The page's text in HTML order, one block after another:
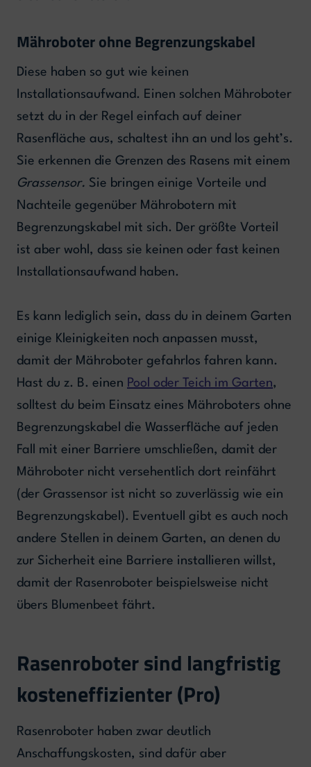
Mähroboter ohne Begrenzungskabel
Diese haben so gut wie keinen
Installationsaufwand. Einen solchen Mähroboter
setzt du in der Regel einfach auf deiner
Rasenfläche aus, schaltest ihn an und los geht’s.
Sie erkennen die Grenzen des Rasens mit einem
Grassensor. Sie bringen einige Vorteile und
Nachteile gegenüber Mährobotern mit
Begrenzungskabel mit sich. Der größte Vorteil
ist aber wohl, dass sie keinen oder fast keinen
Installationsaufwand haben.
Es kann lediglich sein, dass du in deinem Garten
einige Kleinigkeiten noch anpassen musst,
damit der Mähroboter gefahrlos fahren kann.
Hast du z. B. einen Pool oder Teich im Garten,
solltest du beim Einsatz eines Mähroboters ohne
Begrenzungskabel die Wasserfläche auf jeden
Fall mit einer Barriere umschließen, damit der
Mähroboter nicht versehentlich dort reinfährt
(der Grassensor ist nicht so zuverlässig wie ein
Begrenzungskabel). Eventuell gibt es auch noch
andere Stellen in deinem Garten, an denen du
zur Sicherheit eine Barriere installieren willst,
damit der Rasenroboter beispielsweise nicht
übers Blumenbeet fährt.
Rasenroboter sind langfristig
kosteneffizienter (Pro)
Rasenroboter haben zwar deutlich
Anschaffungskosten, sind dafür aber